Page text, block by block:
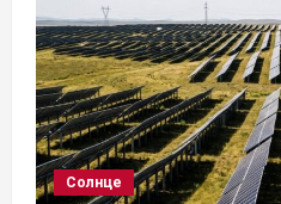
Солнце